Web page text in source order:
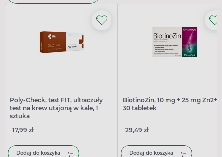
Poly-Check, test FIT, ultraczuły
test na krew utajoną w kale, 1
sztuka
17,99 zł
Dodaj do koszyka
BiotinoZin, 10 mg + 25 mg Zn2+,
30 tabletek
29,49 zł
Dodaj do koszyka